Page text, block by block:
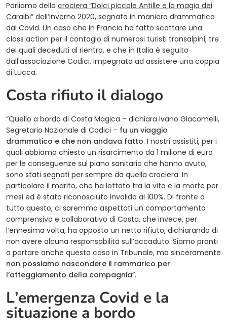
Parliamo della crociera “Dolci piccole Antille e la magia dei
Caraibi” dell’inverno 2020, segnata in maniera drammatica
dal Covid. Un caso che in Francia ha fatto scattare una
class action per il contagio di numerosi turisti transalpini, tre
dei quali deceduti al rientro, e che in Italia è seguito
dall’associazione Codici, impegnata ad assistere una coppia
di Lucca.
Costa rifiuto il dialogo
“Quello a bordo di Costa Magica – dichiara Ivano Giacomelli,
Segretario Nazionale di Codici – fu un viaggio
drammatico e che non andava fatto. I nostri assistiti, per i
quali abbiamo chiesto un risarcimento da 1 milione di euro
per le conseguenze sul piano sanitario che hanno avuto,
sono stati segnati per sempre da quella crociera. In
particolare il marito, che ha lottato tra la vita e la morte per
mesi ed è stato riconosciuto invalido al 100%. Di fronte a
tutto questo, ci saremmo aspettati un comportamento
comprensivo e collaborativo di Costa, che invece, per
l’ennesima volta, ha opposto un netto rifiuto, dichiarando di
non avere alcuna responsabilità sull’accaduto. Siamo pronti
a portare anche questo caso in Tribunale, ma sinceramente
non possiamo nascondere il rammarico per
l’atteggiamento della compagnia”.
L’emergenza Covid e la
situazione a bordo